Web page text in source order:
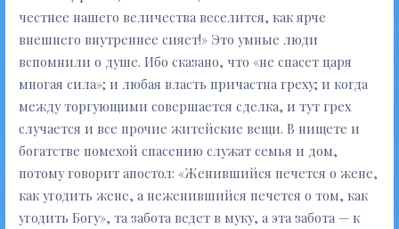
честнее нашего величества веселится, как ярче
внешнего внутреннее сияет!» Это умные люди
вспомнили о душе. Ибо сказано, что «не спасет царя
многая сила»; и любая власть причастна греху; и когда
между торгующими совершается сделка, и тут грех
случается и все прочие житейские вещи. В нищете и
богатстве помехой спасению служат семья и дом,
потому говорит апостол: «Женившийся печется о жене,
как угодить жене, а неженившийся печется о том, как
угодить Богу», та забота ведет в муку, а эта забота — к